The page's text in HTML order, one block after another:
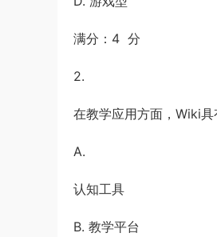
满分：4 分
2.
在教学应用方面，Wiki
A.
认知工具
B. 教学平台